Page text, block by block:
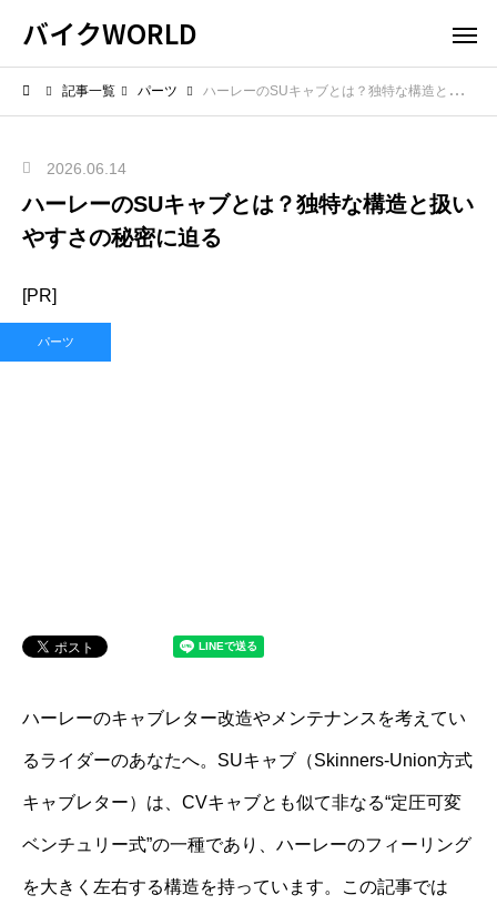
バイクWORLD
記事一覧 パーツ ハーレーのSUキャブとは？独特な構造と扱いやすさの秘密に迫る
2026.06.14
ハーレーのSUキャブとは？独特な構造と扱い
やすさの秘密に迫る
[PR]
パーツ
ハーレーのキャブレター改造やメンテナンスを考えてい
るライダーのあなたへ。SUキャブ（Skinners-Union方式
キャブレター）は、CVキャブとも似て非なる“定圧可変
ベンチュリー式”の一種であり、ハーレーのフィーリング
を大きく左右する構造を持っています。この記事では